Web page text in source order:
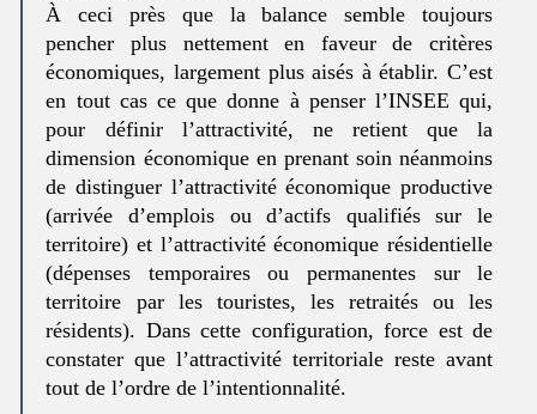
À ceci près que la balance semble toujours
pencher plus nettement en faveur de critères
économiques, largement plus aisés à établir. C’est
en tout cas ce que donne à penser l’INSEE qui,
pour définir l’attractivité, ne retient que la
dimension économique en prenant soin néanmoins
de distinguer l’attractivité économique productive
(arrivée d’emplois ou d’actifs qualifiés sur le
territoire) et l’attractivité économique résidentielle
(dépenses temporaires ou permanentes sur le
territoire par les touristes, les retraités ou les
résidents). Dans cette configuration, force est de
constater que l’attractivité territoriale reste avant
tout de l’ordre de l’intentionnalité.